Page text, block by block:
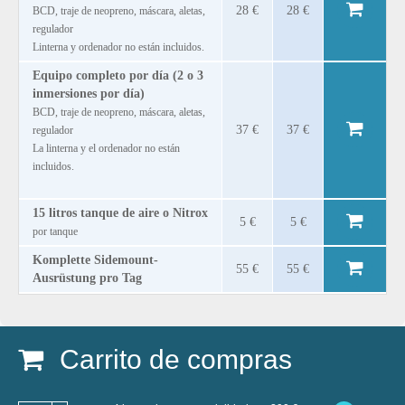
BCD, traje de neopreno, máscara, aletas,
regulador
Linterna y ordenador no están incluidos.
28 € 28 €
Equipo completo por día (2 o 3
inmersiones por día)
BCD, traje de neopreno, máscara, aletas,
regulador
La linterna y el ordenador no están
incluidos.
37 € 37 €
15 litros tanque de aire o Nitrox
por tanque
5 € 5 €
Komplette Sidemount-
Ausrüstung pro Tag
55 € 55 €
Carrito de compras